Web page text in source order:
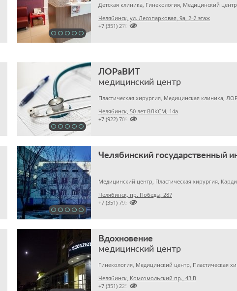
Детская клиника, Гинекология, Медицинский центр
Челябинск, ул. Лесопарковая, 9а, 2-й этаж

+7 (351) 2700560
ЛОРаВИТ
медицинский центр
Челябинск, 50 лет ВЛКСМ, 14а

+7 (922) 7095571
Челябинск, пр. Победы, 287

+7 (351) 7935361
Вдохновение
медицинский центр
Челябинск, Комсомольский пр., 43 В

+7 (351) 2253029